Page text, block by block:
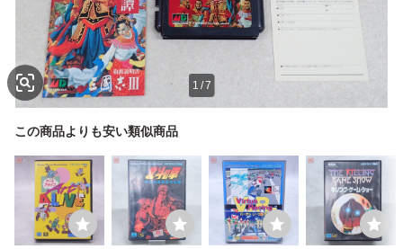
1 /7
この商品よりも安い類似商品